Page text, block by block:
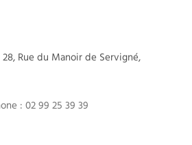
Rue du Manoir de Servigné,
: 02 99 25 39 39